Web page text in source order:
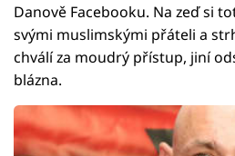
Danově Facebooku. Na zeď si
svými muslimskými přáteli a
chválí za moudrý přístup, jiní
blázna.